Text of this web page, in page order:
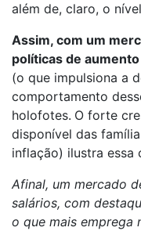
além de, claro, o
Assim, com um
políticas de
(o que impulsiona a
comportamento
holofotes. O forte
disponível das
inflação) ilustra essa
Afinal, um mercado
salários, com
o que mais emprega